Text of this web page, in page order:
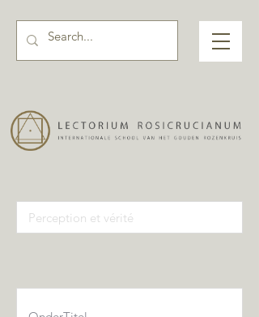
Activiteiten pagina input